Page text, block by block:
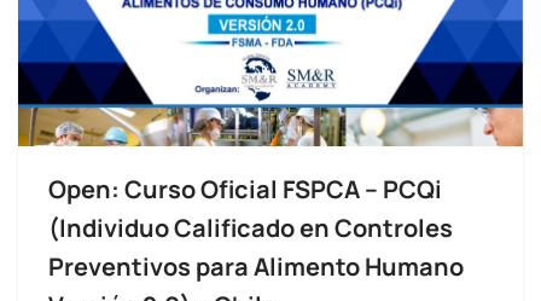
Open: Curso Oficial FSPCA – PCQi
(Individuo Calificado en Controles
Preventivos para Alimento Humano